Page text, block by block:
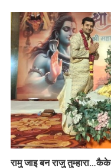
रामु जाइ बन राजु